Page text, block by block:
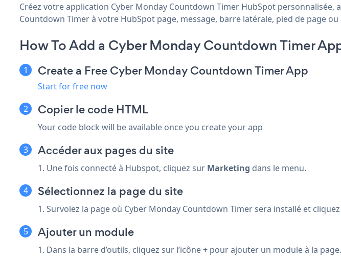
Créez votre application Cyber Monday Countdown Timer HubSpot
Countdown Timer à votre HubSpot page, message, barre latérale, pied de page
How To Add a Cyber Monday Countdown Timer
Create a Free Cyber Monday Countdown Timer App
Start for free now
Copier le code HTML
Your code block will be available once you create your app
Accéder aux pages du site
1. Une fois connecté à Hubspot, cliquez sur Marketing dans le menu.
Sélectionnez la page du site
1. Survolez la page où Cyber Monday Countdown Timer sera installé et
Ajouter un module
1. Dans la barre d’outils, cliquez sur l’icône+ pour ajouter un module à la page.